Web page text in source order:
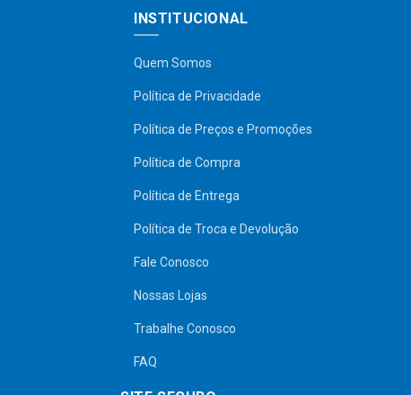
INSTITUCIONAL
Quem Somos
Política de Privacidade
Política de Preços e Promoções
Política de Compra
Política de Entrega
Política de Troca e Devolução
Fale Conosco
Nossas Lojas
Trabalhe Conosco
FAQ